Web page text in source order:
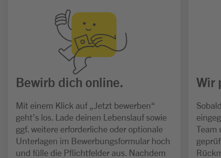
Bewirb dich online.
Mit einem Klick auf „Jetzt bewerben“
geht’s los. Lade deinen Lebenslauf sowie
ggf. weitere erforderliche oder optionale
Unterlagen im Bewerbungsformular hoch
und fülle die Pflichtfelder aus. Nachdem
Wir
Team